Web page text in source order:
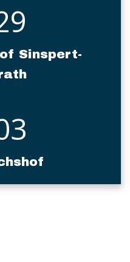
Sinspert-